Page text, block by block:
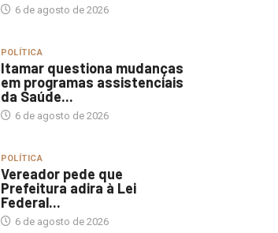
6 de agosto de 2026
POLÍTICA
Itamar questiona mudanças
em programas assistenciais
da Saúde...
6 de agosto de 2026
POLÍTICA
Vereador pede que
Prefeitura adira à Lei
Federal...
6 de agosto de 2026